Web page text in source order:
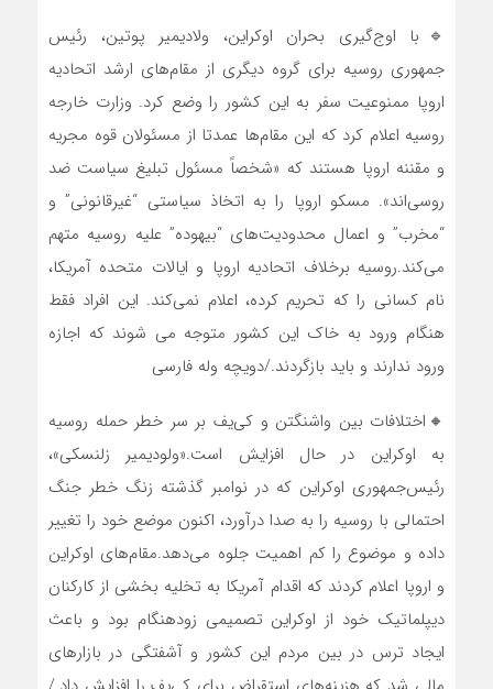
🔹با اوج‌گیری بحران اوکراین، ولادیمیر پوتین، رئیس
جمهوری روسیه برای گروه دیگری از مقام‌های ارشد اتحادیه
اروپا ممنوعیت سفر به این کشور را وضع کرد. وزارت خارجه
روسیه اعلام کرد که این مقام‌ها عمدتا از مسئولان قوه مجریه
و مقننه اروپا هستند که «شخصاً مسئول تبلیغ سیاست ضد
روسی‌اند». مسکو اروپا را به اتخاذ سیاستی “غیرقانونی” و
“مخرب” و اعمال محدودیت‌های “بیهوده” علیه روسیه متهم
می‌کند.روسیه برخلاف اتحادیه اروپا و ایالات متحده آمریکا،
نام کسانی را که تحریم کرده، اعلام نمی‌کند. این افراد فقط
هنگام ورود به خاک این کشور متوجه می شوند که اجازه
ورود ندارند و باید بازگردند./دویچه وله فارسی
🔸اختلافات بین واشنگتن و کی‌یف بر سر خطر حمله روسیه
به اوکراین در حال افزایش است.«ولودیمیر زلنسکی»،
رئیس‌جمهوری اوکراین‌‌ که در نوامبر گذشته زنگ خطر جنگ
احتمالی با روسیه را به صدا درآورد، اکنون موضع خود را تغییر
داده و موضوع را کم اهمیت جلوه می‌دهد.مقام‌های اوکراین
و اروپا اعلام کردند که اقدام آمریکا به تخلیه بخشی از کارکنان
دیپلماتیک خود از اوکراین تصمیمی زودهنگام بود و باعث
ایجاد ترس در بین مردم این کشور و آشفتگی در بازارهای